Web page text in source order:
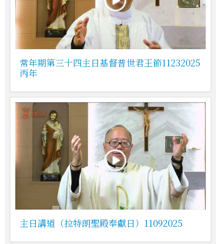
常年期第三十四主日基督普世君王節11232025
丙年
主日講道（拉特朗聖殿奉獻日）11092025